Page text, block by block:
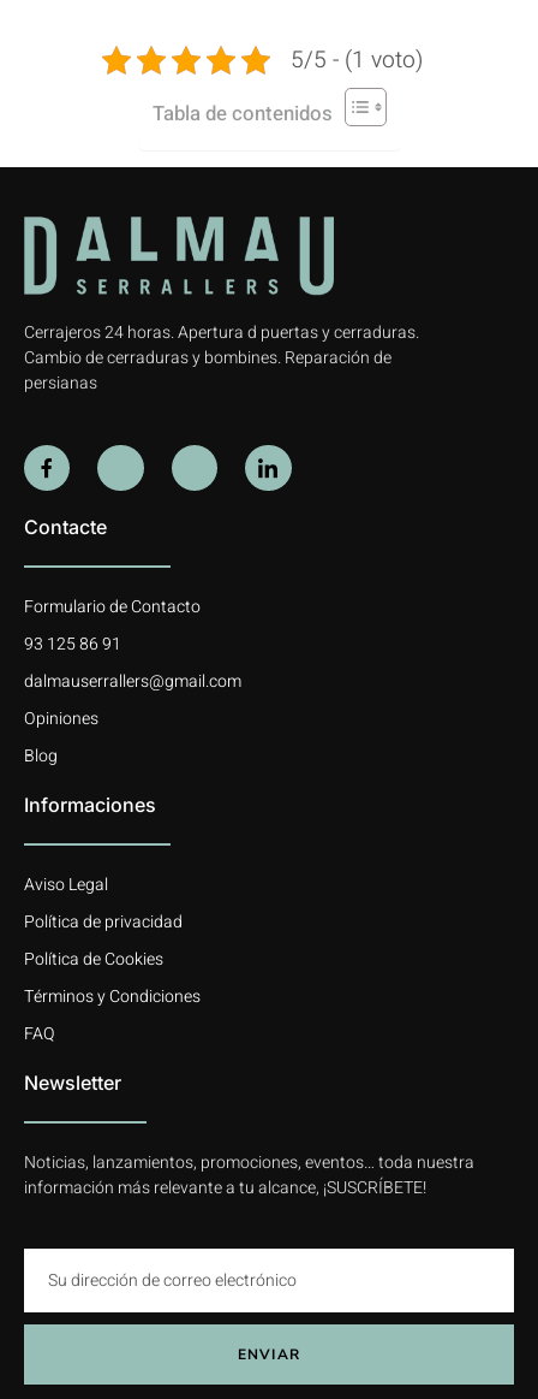
5/5 - (1 voto)
Tabla de contenidos
Cerrajeros 24 horas. Apertura d puertas y cerraduras.
Cambio de cerraduras y bombines. Reparación de
persianas
Contacte
Formulario de Contacto
93 125 86 91
dalmauserrallers@gmail.com
Opiniones
Blog
Informaciones
Aviso Legal
Política de privacidad
Política de Cookies
Términos y Condiciones
FAQ
Newsletter
Noticias, lanzamientos, promociones, eventos… toda nuestra
información más relevante a tu alcance, ¡SUSCRÍBETE!
ENVIAR